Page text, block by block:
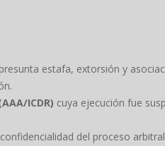
estafa, extorsión y
ICDR) cuya ejecución fue
del proceso